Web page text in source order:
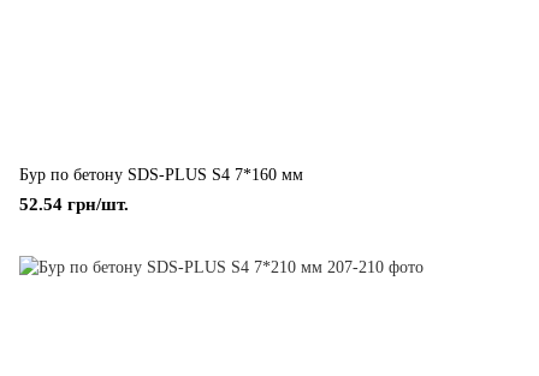
Бур по бетону SDS-PLUS S4 7*160 мм
52.54 грн/шт.